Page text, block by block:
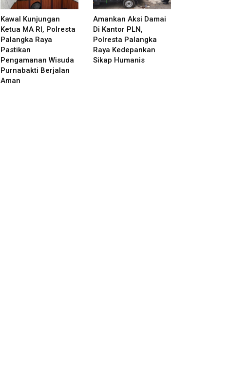
Kawal Kunjungan
Ketua MA RI, Polresta
Palangka Raya
Pastikan
Pengamanan Wisuda
Purnabakti Berjalan
Aman
Amankan Aksi Damai
Di Kantor PLN,
Polresta Palangka
Raya Kedepankan
Sikap Humanis